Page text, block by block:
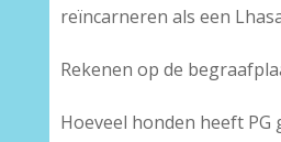
reïncarneren als een
Rekenen op de
Hoeveel honden heeft PG